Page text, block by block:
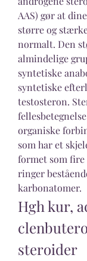
AAS) gør at
større og
normalt. Den
almindelige
syntetiske
syntetiske
testosteron.
organiske
som har et
formet som fire
ringer
karbonatomer.
Hgh kur,
steroider